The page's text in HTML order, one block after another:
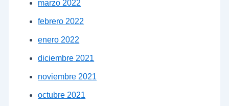
marzo 2022
febrero 2022
enero 2022
diciembre 2021
noviembre 2021
octubre 2021